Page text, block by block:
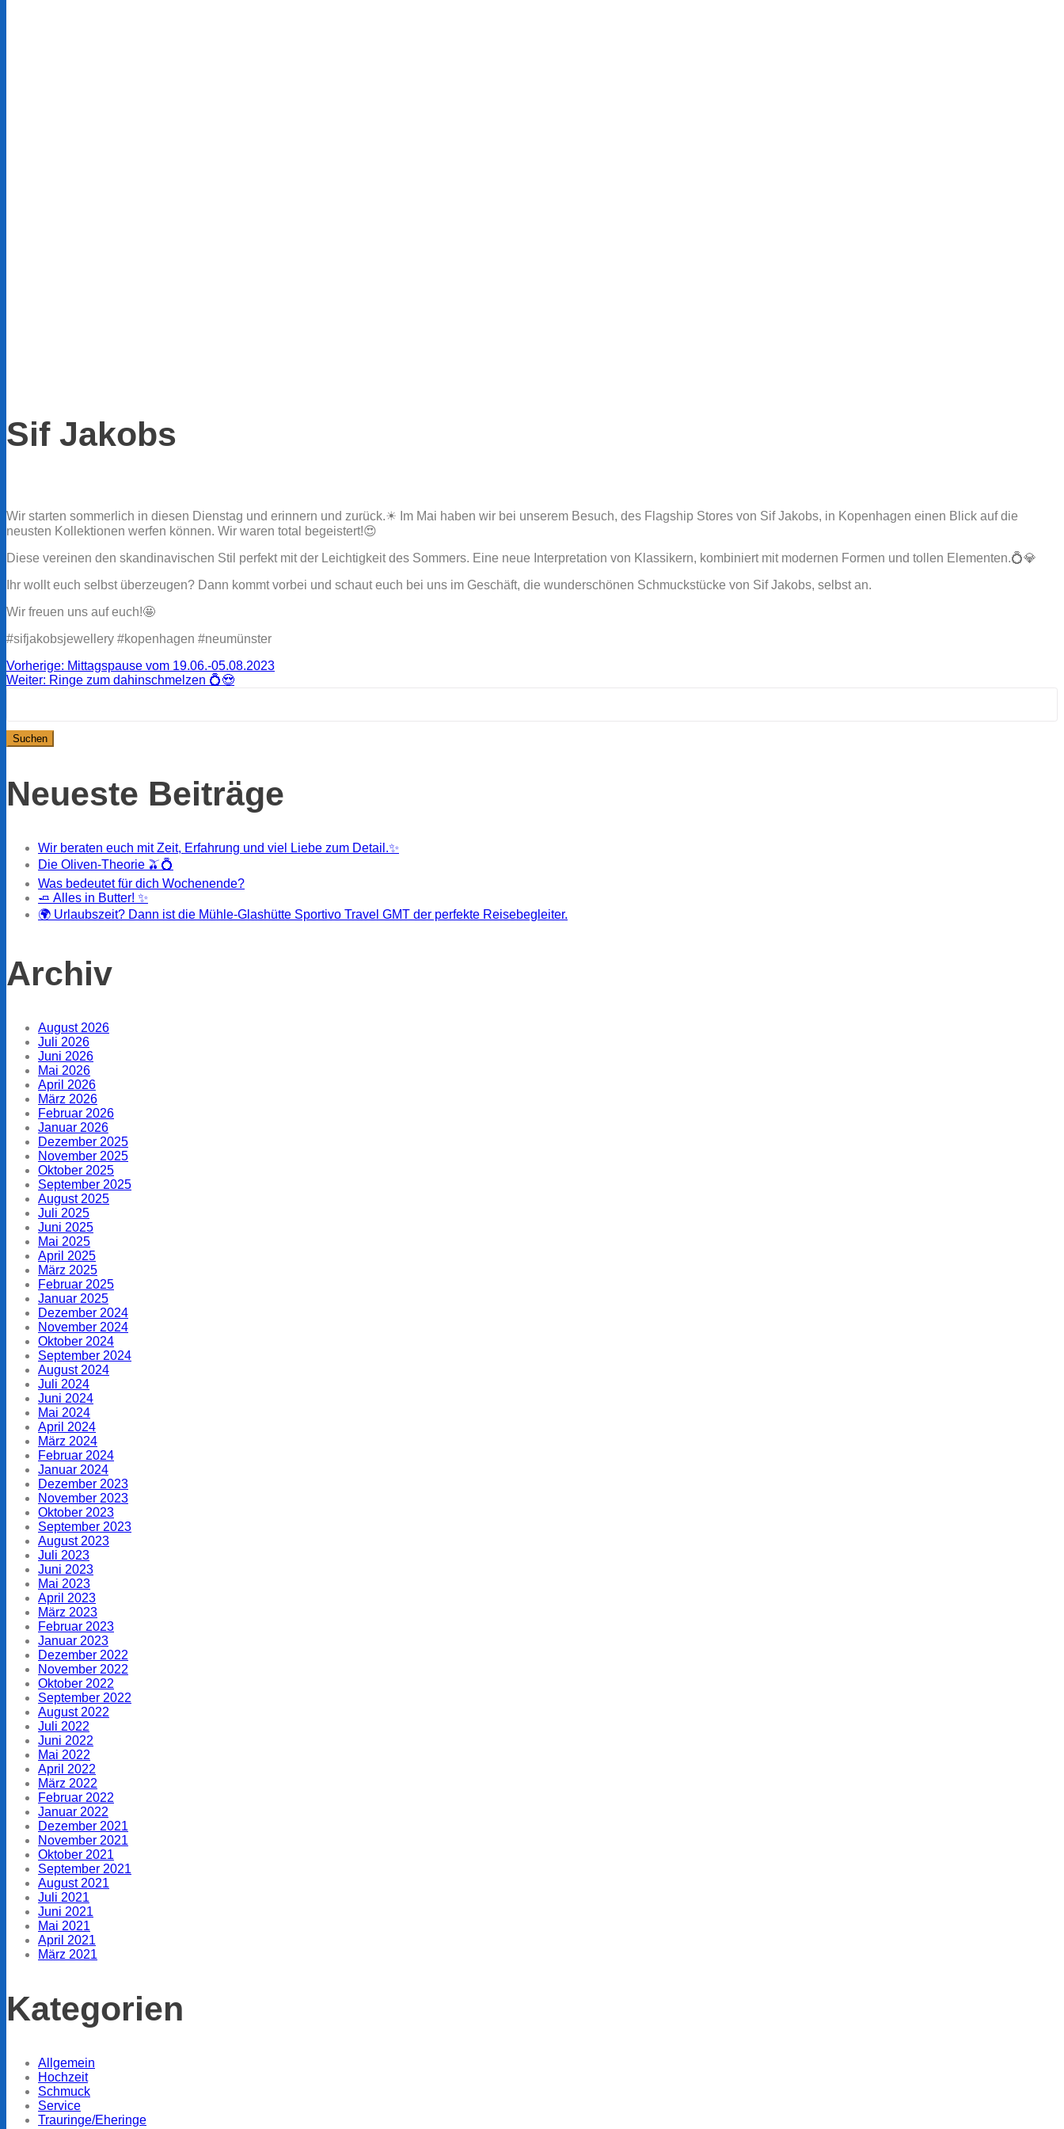
Sif Jakobs
Wir starten sommerlich in diesen Dienstag und erinnern und zurück.☀ Im Mai haben wir bei unserem Besuch, des Flagship Stores von Sif Jakobs, in Kopenhagen einen Blick auf die
neusten Kollektionen werfen können. Wir waren total begeistert!😍
Diese vereinen den skandinavischen Stil perfekt mit der Leichtigkeit des Sommers. Eine neue Interpretation von Klassikern, kombiniert mit modernen Formen und tollen Elementen.💍💎
Ihr wollt euch selbst überzeugen? Dann kommt vorbei und schaut euch bei uns im Geschäft, die wunderschönen Schmuckstücke von Sif Jakobs, selbst an.
Wir freuen uns auf euch!🤩
#sifjakobsjewellery #kopenhagen #neumünster
Beitragsnavigation
Vorherige: Vorheriger
Beitrag:
Mittagspause vom 19.06.-05.08.2023
Weiter: Nächster
Ringe zum dahinschmelzen 💍😍
Neueste Beiträge
Wir beraten euch mit Zeit, Erfahrung und viel Liebe zum Detail.✨
Die Oliven-Theorie 🫒💍
Was bedeutet für dich Wochenende?
🧈 Alles in Butter! ✨
🌍 Urlaubszeit? Dann ist die Mühle-Glashütte Sportivo Travel GMT der perfekte Reisebegleiter.
Archiv
August 2026
Juli 2026
Juni 2026
Mai 2026
April 2026
März 2026
Februar 2026
Januar 2026
Dezember 2025
November 2025
Oktober 2025
September 2025
August 2025
Juli 2025
Juni 2025
Mai 2025
April 2025
März 2025
Februar 2025
Januar 2025
Dezember 2024
November 2024
Oktober 2024
September 2024
August 2024
Juli 2024
Juni 2024
Mai 2024
April 2024
März 2024
Februar 2024
Januar 2024
Dezember 2023
November 2023
Oktober 2023
September 2023
August 2023
Juli 2023
Juni 2023
Mai 2023
April 2023
März 2023
Februar 2023
Januar 2023
Dezember 2022
November 2022
Oktober 2022
September 2022
August 2022
Juli 2022
Juni 2022
Mai 2022
April 2022
März 2022
Februar 2022
Januar 2022
Dezember 2021
November 2021
Oktober 2021
September 2021
August 2021
Juli 2021
Juni 2021
Mai 2021
April 2021
März 2021
Kategorien
Allgemein
Hochzeit
Schmuck
Service
Trauringe/Eheringe